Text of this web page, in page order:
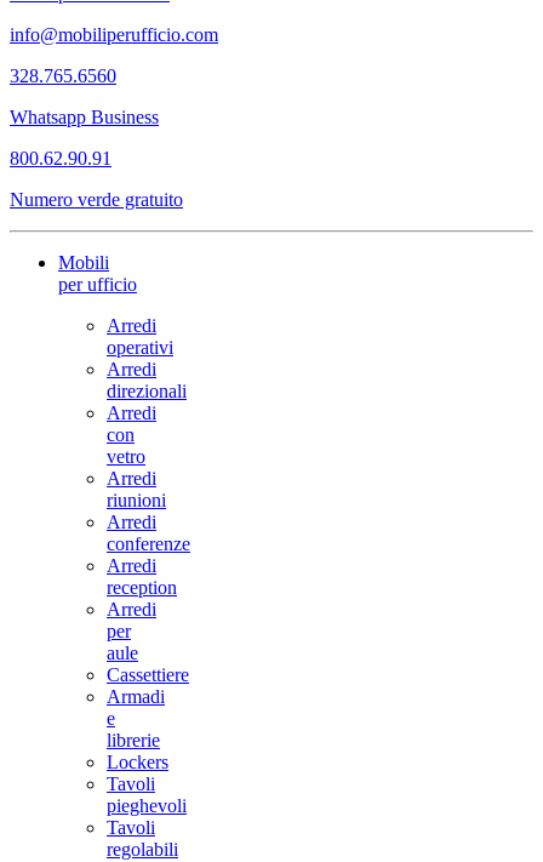
info@mobiliperufficio.com
328.765.6560
Whatsapp Business
800.62.90.91
Numero verde gratuito
Mobili
per ufficio
Arredi
operativi
Arredi
direzionali
Arredi
con
vetro
Arredi
riunioni
Arredi
conferenze
Arredi
reception
Arredi
per
aule
Cassettiere
Armadi
e
librerie
Lockers
Tavoli
pieghevoli
Tavoli
regolabili